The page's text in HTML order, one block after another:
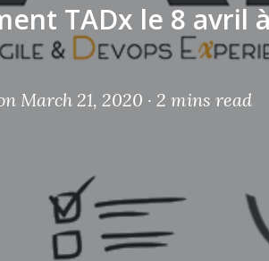
TADx le 8 avril
March 21, 2020 · 2 mins read